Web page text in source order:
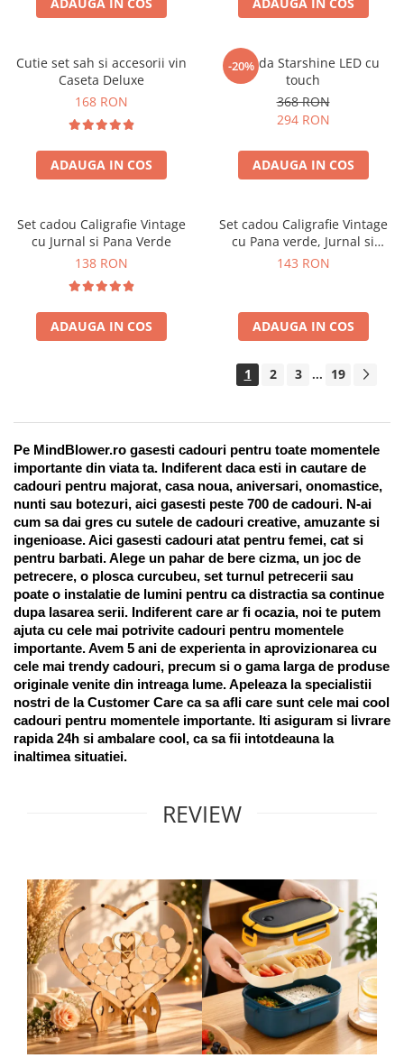
Cutie set sah si accesorii vin
Caseta Deluxe
168 RON
ADAUGA IN COS
-20%
Oglinda Starshine LED cu
touch
368 RON
294 RON
ADAUGA IN COS
Set cadou Caligrafie Vintage
cu Jurnal si Pana Verde
138 RON
ADAUGA IN COS
Set cadou Caligrafie Vintage
cu Pana verde, Jurnal si
Suport pentru stilou, 9 piese
143 RON
ADAUGA IN COS
1 2 3 ... 19
Pe MindBlower.ro gasesti cadouri pentru toate momentele
importante din viata ta. Indiferent daca esti in cautare de
cadouri pentru majorat, casa noua, aniversari, onomastice,
nunti sau botezuri, aici gasesti peste 700 de cadouri. N-ai
cum sa dai gres cu sutele de cadouri creative, amuzante si
ingenioase. Aici gasesti cadouri atat pentru femei, cat si
pentru barbati. Alege un pahar de bere cizma, un joc de
petrecere, o plosca curcubeu, set turnul petrecerii sau
poate o instalatie de lumini pentru ca distractia sa continue
dupa lasarea serii. Indiferent care ar fi ocazia, noi te putem
ajuta cu cele mai potrivite cadouri pentru momentele
importante. Avem 5 ani de experienta in aprovizionarea cu
cele mai trendy cadouri, precum si o gama larga de produse
originale venite din intreaga lume. Apeleaza la specialistii
nostri de la Customer Care ca sa afli care sunt cele mai cool
cadouri pentru momentele importante. Iti asiguram si livrare
rapida 24h si ambalare cool, ca sa fii intotdeauna la
inaltimea situatiei.
REVIEW